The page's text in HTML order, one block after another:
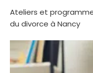
Ateliers et
du divorce à Nancy